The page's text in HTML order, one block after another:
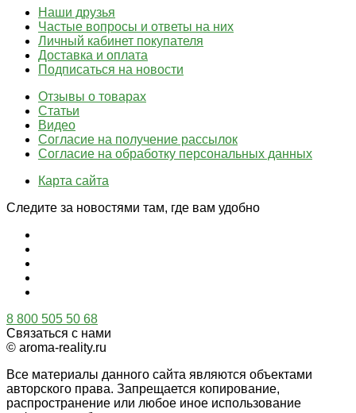
Наши друзья
Частые вопросы и ответы на них
Личный кабинет покупателя
Доставка и оплата
Подписаться на новости
Отзывы о товарах
Статьи
Видео
Согласие на получение рассылок
Согласие на обработку персональных данных
Карта сайта
Следите за новостями там, где вам удобно
8 800 505 50 68
Связаться с нами
© aroma-reality.ru
Все материалы данного сайта являются объектами
авторского права. Запрещается копирование,
распространение или любое иное использование